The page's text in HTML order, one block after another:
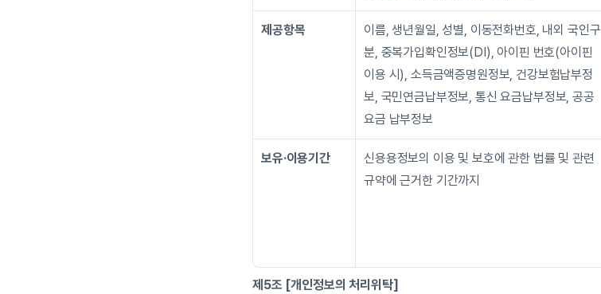
제공항목
이름, 생년월일, 성별, 이동전화번호, 내외 국인구
분, 중복가입확인정보(DI), 아이핀 번호(아이핀
이용 시), 소득금액증명원정보, 건강보험납부정
보, 국민연금납부정보, 통신 요금납부정보, 공공
요금 납부정보
보유·이용기간
신용용정보의 이용 및 보호에 관한 법률 및 관련
규약에 근거한 기간까지
제5조 [개인정보의 처리위탁]